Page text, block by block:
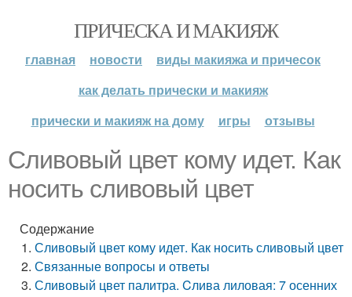
ПРИЧЕСКА И МАКИЯЖ
главная новости
виды макияжа и причесок
как делать прически и макияж
прически и макияж на дому
игры отзывы
Сливовый цвет кому идет. Как
носить сливовый цвет
Содержание
Сливовый цвет кому идет. Как носить сливовый цвет
Связанные вопросы и ответы
Сливовый цвет палитра. Cлива лиловая: 7 осенних